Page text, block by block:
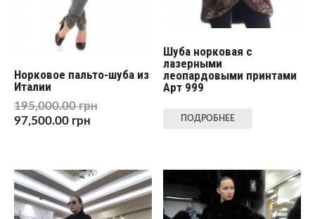
Норковое пальто-шуба из
Италии
195,000.00грн
97,500.00 грн
Шуба норковая с
лазерными
леопардовыми принтами
Арт 999
ПОДРОБНЕЕ